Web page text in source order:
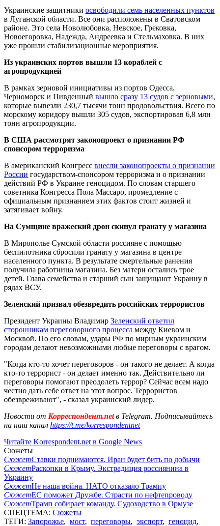
Украинские защитники освободили семь населенных пунктов
в Луганской области. Все они расположены в Сватовском
районе. Это села Новолюбовка, Невское, Грековка,
Новоегоровка, Надежда, Андреевка и Стельмаховка. В них
уже прошли стабилизационные мероприятия.
Из украинских портов вышли 13 кораблей с
агропродукцией
В рамках зерновой инициативы из портов Одесса,
Черноморск и Пивденный вышло сразу 13 судов с зерновыми,
которые вывезли 230,7 тысячи тонн продовольствия. Всего по
морскому коридору вышли 305 судов, экспортировав 6,8 млн
тонн агропродукции.
В США рассмотрят законопроект о признании РФ
спонсором терроризма
В американский Конгресс внесли законопроекты о признании
России государством-спонсором терроризма и о признании
действий РФ в Украине геноцидом. По словам старшего
советника Конгресса Пола Массаро, промедление с
официальным признанием этих фактов стоит жизней и
затягивает войну.
На Сумщине вражеский дрон скинул гранату у магазина
В Мирополье Сумской области россияне с помощью
беспилотника сбросили гранату у магазина в центре
населенного пункта. В результате смертельные ранения
получила работница магазина. Без матери остались трое
детей. Глава семейства и старший сын защищают Украину в
рядах ВСУ.
Зеленский призвал обезвредить российских террористов
Президент Украины Владимир Зеленский ответил
сторонникам переговорного процесса между Киевом и
Москвой. По его словам, удары РФ по мирным украинским
городам делают невозможными любые переговоры с врагом.
"Когда кто-то хочет переговоров - он такого не делает. А когда
кто-то террорист - он делает именно так. Действительно ли
переговоры помогают преодолеть террор? Сейчас всем надо
честно дать себе ответ на этот вопрос. Террористов
обезвреживают", - сказал украинский лидер.
Новости от Корреспондент.netв Telegram. Подписывайтесь
на наш канал https://t.me/korrespondentnet
Читайте Korrespondent.net в Google News
Сюжеты
СюжетСтавки поднимаются. Иран будет бить по добычи
СюжетРаскопки в Крыму. Экстрадиция россиянина в
Украину
СюжетНе наша война. НАТО отказало Трампу
СюжетЕС поможет Дружбе. Страсти по нефтепроводу
СюжетТрамп собирает команду. Судоходство в Ормузе
СПЕЦТЕМА: Сюжеты
ТЕГИ: Запорожье, мост, переговоры, экспорт, геноцид,